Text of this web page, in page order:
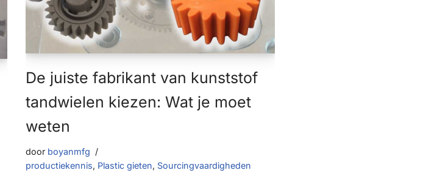
De juiste fabrikant van kunststof
tandwielen kiezen: Wat je moet
weten
door boyanmfg
productiekennis, Plastic gieten, Sourcingvaardigheden